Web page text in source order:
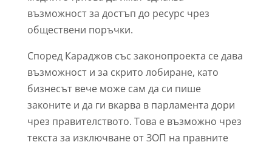
възможност за достъп до ресурс чрез
обществени поръчки.
Според Караджов със законопроекта се дава
възможност и за скрито лобиране, като
бизнесът вече може сам да си пише
законите и да ги вкарва в парламента дори
чрез правителството. Това е възможно чрез
текста за изключване от ЗОП на правните